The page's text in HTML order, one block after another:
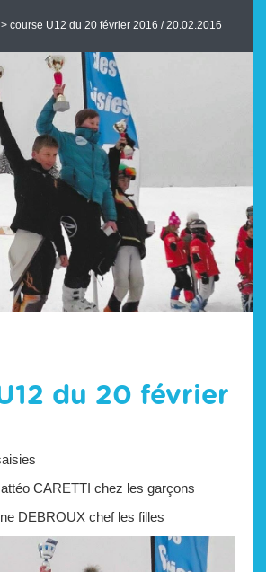
> course U12 du 20 février 2016 / 20.02.2016
du 20 février
CARETTI chez les garçons
DEBROUX chef les filles